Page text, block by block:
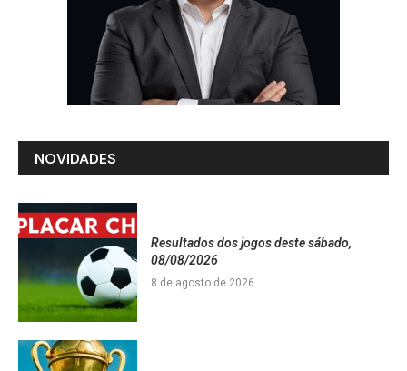
NOVIDADES
Resultados dos jogos deste sábado,
08/08/2026
8 de agosto de 2026